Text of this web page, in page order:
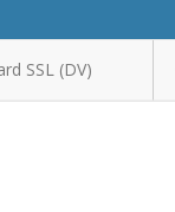
SSL (DV)